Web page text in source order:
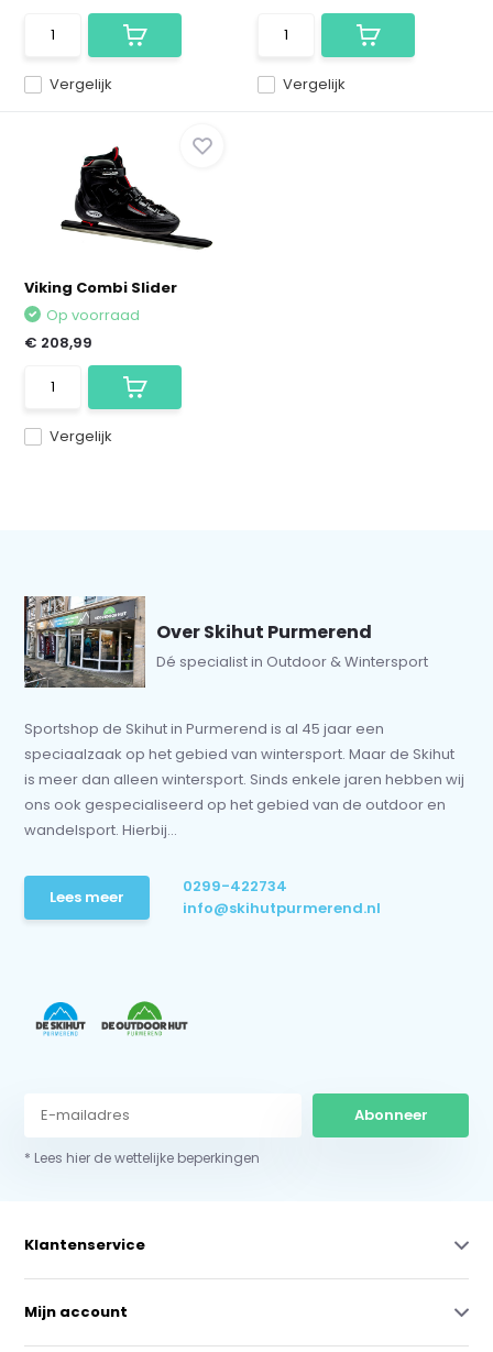
Vergelijk Vergelijk
Viking Combi Slider
Vergelijk
Op voorraad
€ 208,99
Over Skihut Purmerend
Dé specialist in Outdoor & Wintersport
Sportshop de Skihut in Purmerend is al 45 jaar een
speciaalzaak op het gebied van wintersport. Maar de Skihut
is meer dan alleen wintersport. Sinds enkele jaren hebben wij
ons ook gespecialiseerd op het gebied van de outdoor en
wandelsport. Hierbij...
Lees meer
0299-422734
info@skihutpurmerend.nl
Abonneer
* Lees hier de wettelijke beperkingen
Klantenservice
Mijn account